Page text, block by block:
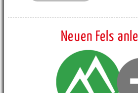
Neuen Fels